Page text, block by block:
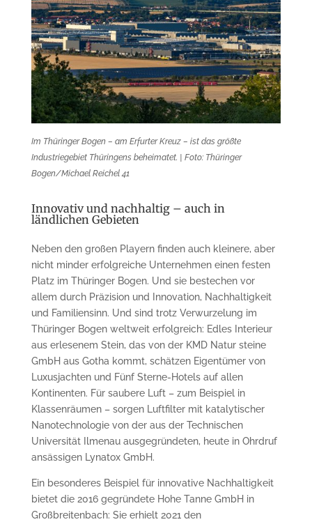
Im Thüringer Bogen – am Erfurter Kreuz – ist das größte
Industriegebiet Thüringens beheimatet. | Foto: Thüringer
Bogen/Michael Reichel 41
Innovativ und nachhaltig – auch in
ländlichen Gebieten
Neben den großen Playern finden auch kleinere, aber
nicht minder erfolgreiche Unternehmen einen festen
Platz im Thüringer Bogen. Und sie bestechen vor
allem durch Präzision und Innovation, Nachhaltigkeit
und Familiensinn. Und sind trotz Verwurzelung im
Thüringer Bogen weltweit erfolgreich: Edles Interieur
aus erlesenem Stein, das von der KMD Natur steine
GmbH aus Gotha kommt, schätzen Eigentümer von
Luxusjachten und Fünf Sterne-Hotels auf allen
Kontinenten. Für saubere Luft – zum Beispiel in
Klassenräumen – sorgen Luftfilter mit katalytischer
Nanotechnologie von der aus der Technischen
Universität Ilmenau ausgegründeten, heute in Ohrdruf
ansässigen Lynatox GmbH.
Ein besonderes Beispiel für innovative Nach­haltigkeit
bietet die 2016 gegründete Hohe Tanne GmbH in
Großbreitenbach: Sie erhielt 2021 den